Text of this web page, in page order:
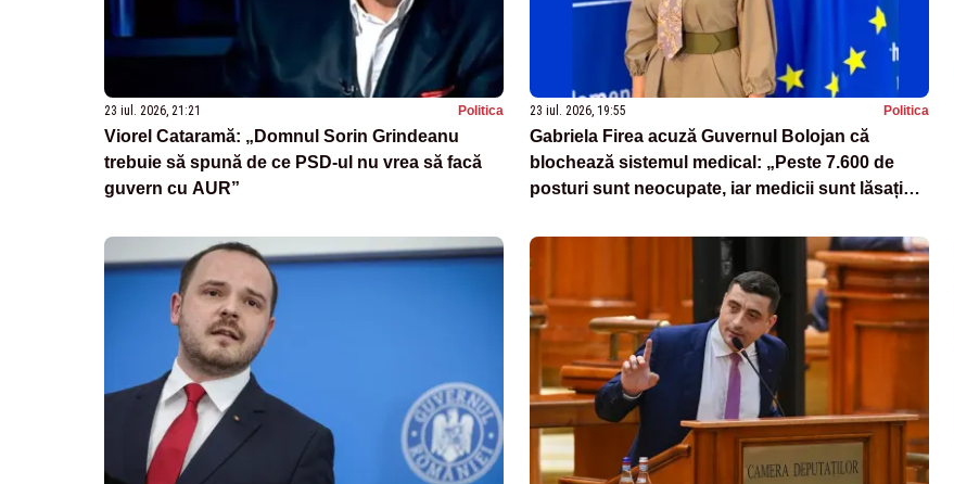
23 iul. 2026, 21:21 Politica
Viorel Cataramă: „Domnul Sorin Grindeanu
trebuie să spună de ce PSD-ul nu vrea să facă
guvern cu AUR”
23 iul. 2026, 19:55 Politica
Gabriela Firea acuză Guvernul Bolojan că
blochează sistemul medical: „Peste 7.600 de
posturi sunt neocupate, iar medicii sunt lăsați